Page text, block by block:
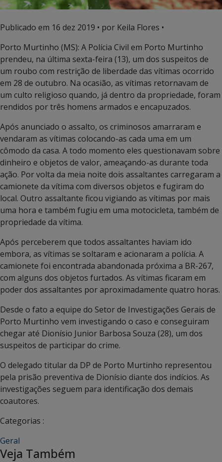
Publicado em 16 dez 2019 • por Keila Flores •
Porto Murtinho (MS): A Polícia Civil em Porto Murtinho
prendeu, na última sexta-feira (13), um dos suspeitos de
um roubo com restrição de liberdade das vítimas ocorrido
em 28 de outubro. Na ocasião, as vítimas retornavam de
um culto religioso quando, já dentro da propriedade, foram
rendidos por três homens armados e encapuzados.
Após anunciado o assalto, os criminosos amarraram e
vendaram as vítimas colocando-as cada uma em um
cômodo da casa. A todo momento eles questionavam sobre
dinheiro e objetos de valor, ameaçando-as durante toda
ação. Por volta da meia noite dois assaltantes carregaram a
camionete da vítima com diversos objetos e fugiram do
local. Outro assaltante ficou vigiando as vítimas por mais
uma hora e também fugiu em uma motocicleta, também de
propriedade da vítima.
Após perceberem que todos assaltantes haviam ido
embora, as vítimas se soltaram e acionaram a polícia. A
camionete foi encontrada abandonada próxima a BR-267,
com alguns dos objetos furtados. As vítimas ficaram em
poder dos assaltantes por aproximadamente quatro horas.
Desde o fato a equipe do Setor de Investigações Gerais de
Porto Murtinho vem investigando o caso e conseguiram
chegar até Dionísio Junior Barbosa Souza (28), um dos
suspeitos de participar do crime.
O delegado titular da DP de Porto Murtinho representou
pela prisão preventiva de Dionísio diante dos indícios. As
investigações seguem para identificação dos demais
coautores.
Categorias :
Geral
Veja Também